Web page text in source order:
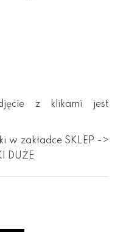
z klikami jest
w zakładce SKLEP ->
DUŻE